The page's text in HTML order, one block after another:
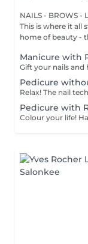
NAILS - BROWS -
This is where it all
home of beauty -
Manicure with
Pedicure
Pedicure with